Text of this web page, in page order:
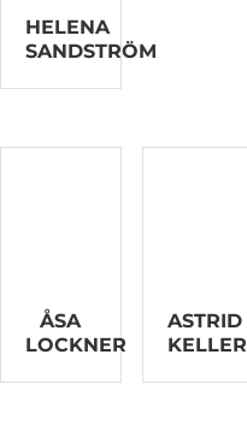
HELENA
SANDSTRÖM
ÅSA
LOCKNER
ASTRID
KELLER